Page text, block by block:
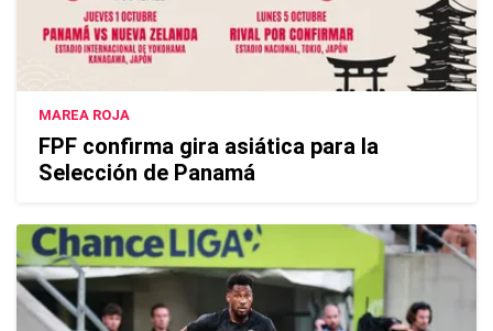
MAREA ROJA
FPF confirma gira asiática para la
Selección de Panamá